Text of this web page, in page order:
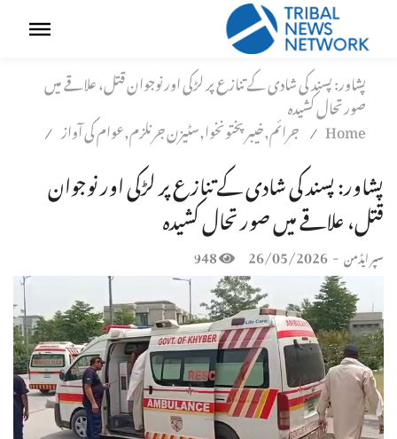
پشاور: پسند کی شادی کے تنازع پر لڑکی اور نوجوان قتل، علاقے میں
صورتحال کشیدہ
Home
/ جرائم,خیبر پختونخوا,سٹیزن جرنلزم,عوام کی آواز /
پشاور: پسند کی شادی کے تنازع پر لڑکی اور نوجوان
قتل، علاقے میں صورتحال کشیدہ
سپر ایڈمن -
26/05/2026